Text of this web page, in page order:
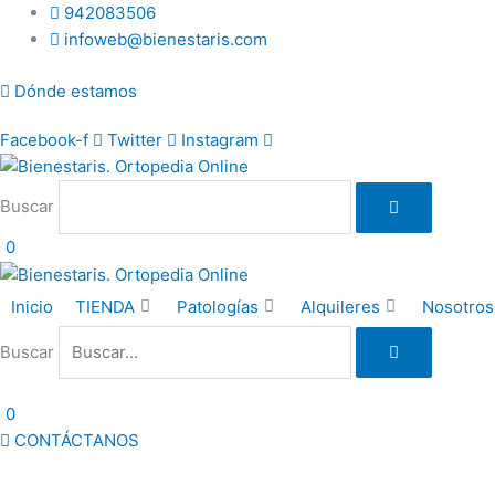
942083506
infoweb@bienestaris.com
Dónde estamos
Facebook-f Twitter Instagram
Buscar
0
Inicio TIENDA Patologías Alquileres Nosotros
Buscar
0
CONTÁCTANOS